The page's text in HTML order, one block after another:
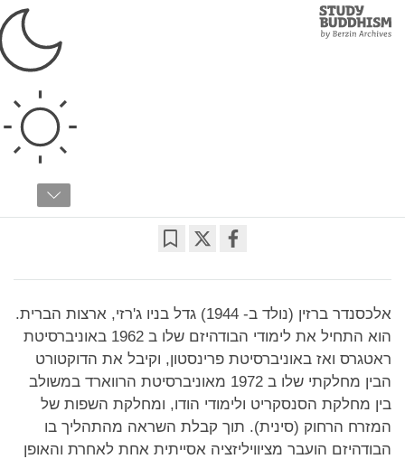
Study
Buddhism
מיהו אלכסנדר ברזין?
on
facebook
אלכסנדר ברזין (נולד ב- 1944) גדל בניו ג'רזי, ארצות הברית.
הוא התחיל את לימודי הבודהיזם שלו ב 1962 באוניברסיטת
ראטגרס ואז באוניברסיטת פרינסטון, וקיבל את הדוקטורט
הבין מחלקתי שלו ב 1972 מאוניברסיטת הרווארד במשולב
בין מחלקת הסנסקריט ולימודי הודו, ומחלקת השפות של
המזרח הרחוק (סינית). תוך קבלת השראה מהתהליך בו
הבודהיזם הועבר מציוויליזציה אסייתית אחת לאחרת והאופן